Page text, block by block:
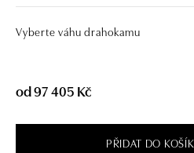
Vyberte váhu drahokamu
od 97 405 Kč
PŘIDAT DO